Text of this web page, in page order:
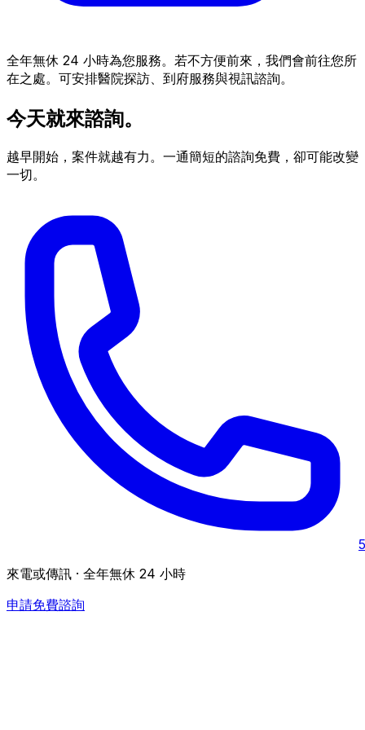
全年無休 24 小時為您服務。若不方便前來，我們會前往您所
在之處。可安排醫院探訪、到府服務與視訊諮詢。
今天就來諮詢。
越早開始，案件就越有力。一通簡短的諮詢免費，卻可能改變
一切。
來電或傳訊 · 全年無休 24 小時
申請免費諮詢